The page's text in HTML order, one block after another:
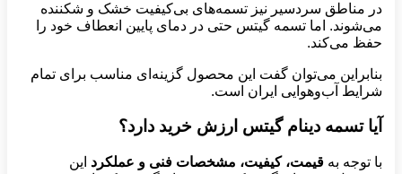
در مناطق سردسیر نیز تسمه‌های بی‌کیفیت خشک و شکننده
می‌شوند. اما تسمه گیتس حتی در دمای پایین انعطاف خود را
حفظ می‌کند.
بنابراین می‌توان گفت این محصول گزینه‌ای مناسب برای تمام
شرایط آب‌وهوایی ایران است.
آیا تسمه دینام گیتس ارزش خرید دارد؟
با توجه به قیمت، کیفیت، مشخصات فنی و عملکرد این